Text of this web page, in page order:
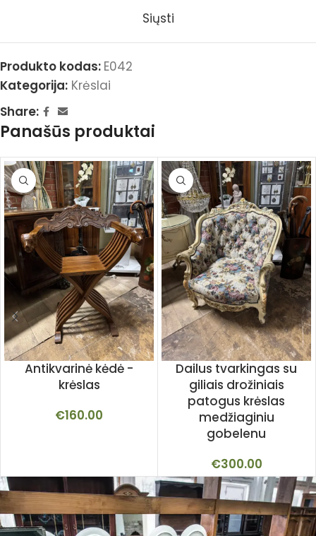
Siųsti
Produkto kodas: E042
Kategorija: Krėslai
Share:
Panašūs produktai
Antikvarinė kėdė -
krėslas
€160.00
Dailus tvarkingas su
giliais drožiniais
patogus krėslas
medžiaginiu
gobelenu
€300.00